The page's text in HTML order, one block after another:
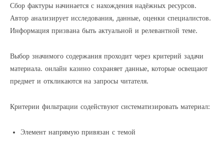
Сбор фактуры начинается с нахождения надёжных ресурсов.
Автор анализирует исследования, данные, оценки специалистов.
Информация призвана быть актуальной и релевантной теме.
Выбор значимого содержания проходит через критерий задачи
материала. онлайн казино сохраняет данные, которые освещают
предмет и откликаются на запросы читателя.
Критерии фильтрации содействуют систематизировать материал:
Элемент напрямую привязан с темой